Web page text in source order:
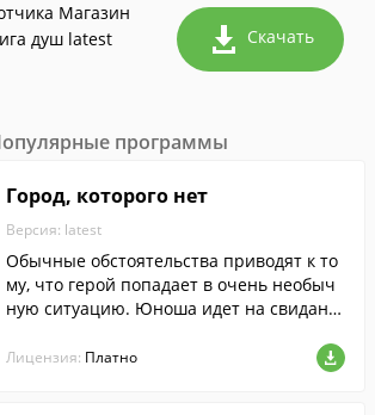
Магазин
душ latest
Скачать
программы
Город, которого нет
Версия: latest
Обычные обстоятельства приводят к то
му, что герой попадает в очень необыч
ную ситуацию. Юноша идет на свидани
е оказывается... в подвале старого дома.
Лицензия: Платно